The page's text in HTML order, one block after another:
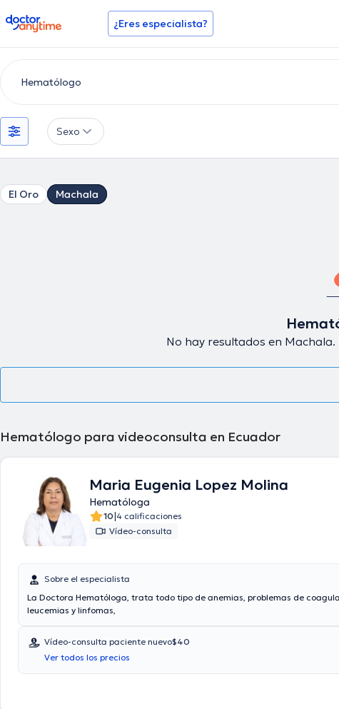
doctoranytime ¿Eres especialista?
Sexo
El Oro Machala
No hay resultados en
Hematólogo para videoconsulta en Ecuador
Maria Eugenia Lopez Molina
Hematóloga
10|4 calificaciones
Vídeo-consulta
Sobre el especialista
La Doctora Hematóloga, trata todo tipo de anemias, problemas de
leucemias y linfomas,
Vídeo-consulta paciente nuevo$40
Ver todos los precios